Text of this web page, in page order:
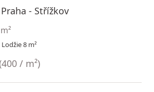
- Střížkov
8 m²
400 / m²)